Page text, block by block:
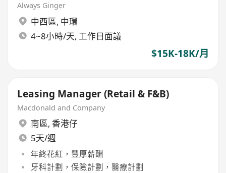
Always Ginger
中西區, 中環
4~8小時/天, 工作日面議
$15K-18K/月
Leasing Manager (Retail & F&B)
Macdonald and Company
南區, 香港仔
5天/週
年終花紅，豐厚薪酬
牙科計劃，保險計劃，醫療計劃